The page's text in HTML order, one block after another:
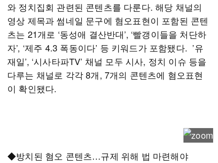
와 정치집회 관련된 콘텐츠를 다룬다. 해당 채널의
영상 제목과 썸네일 문구에 혐오표현이 포함된 콘텐
츠는 21개로 ‘동성애 결산반대’, ‘빨갱이들을 처단하
자’, ‘제주 4.3 폭동이다’ 등 키워드가 포함됐다. ’유
재일’, ‘시사타파TV’ 채널 모두 시사, 정치 이슈 등을
다루는 채널로 각각 8개, 7개의 콘텐츠에 혐오표현
이 확인됐다.
◆방치된 혐오 콘텐츠…규제 위해 법 마련해야